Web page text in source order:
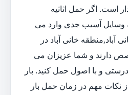
است. اگر حمل اثاثیه
وسایل آسیب جدی وارد می
خانی آباد در
دارند و شما عزیزان می
درستی و با اصول حمل کنید. بار
نکات مهم در زمان حمل بار